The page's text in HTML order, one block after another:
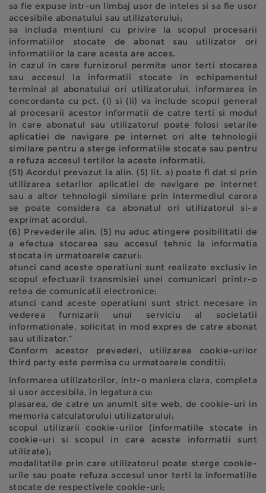
sa fie expuse intr-un limbaj usor de inteles si sa fie usor
accesibile abonatului sau utilizatorului;
sa includa mentiuni cu privire la scopul procesarii
informatiilor stocate de abonat sau utilizator ori
informatiilor la care acesta are acces.
in cazul in care furnizorul permite unor terti stocarea
sau accesul la informatii stocate in echipamentul
terminal al abonatului ori utilizatorului, informarea in
concordanta cu pct. (i) si (ii) va include scopul general
al procesarii acestor informatii de catre terti si modul
in care abonatul sau utilizatorul poate folosi setarile
aplicatiei de navigare pe internet ori alte tehnologii
similare pentru a sterge informatiile stocate sau pentru
a refuza accesul tertilor la aceste informatii.
(51) Acordul prevazut la alin. (5) lit. a) poate fi dat si prin
utilizarea setarilor aplicatiei de navigare pe internet
sau a altor tehnologii similare prin intermediul carora
se poate considera ca abonatul ori utilizatorul si-a
exprimat acordul.
(6) Prevederile alin. (5) nu aduc atingere posibilitatii de
a efectua stocarea sau accesul tehnic la informatia
stocata in urmatoarele cazuri:
atunci cand aceste operatiuni sunt realizate exclusiv in
scopul efectuarii transmisiei unei comunicari printr-o
retea de comunicatii electronice;
atunci cand aceste operatiuni sunt strict necesare in
vederea furnizarii unui serviciu al societatii
informationale, solicitat in mod expres de catre abonat
sau utilizator.”
Conform acestor prevederi, utilizarea cookie-urilor
third party este permisa cu urmatoarele conditii:
informarea utilizatorilor, intr-o maniera clara, completa
si usor accesibila, in legatura cu:
plasarea, de catre un anumit site web, de cookie-uri in
memoria calculatorului utilizatorului;
scopul utilizarii cookie-urilor (informatiile stocate in
cookie-uri si scopul in care aceste informatii sunt
utilizate);
modalitatile prin care utilizatorul poate sterge cookie-
urile sau poate refuza accesul unor terti la informatiile
stocate de respectivele cookie-uri;